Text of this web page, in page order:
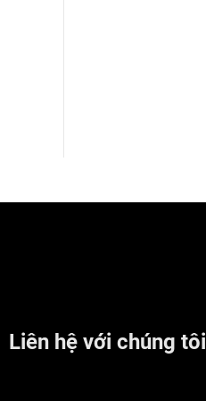
Liên hệ với chúng tôi